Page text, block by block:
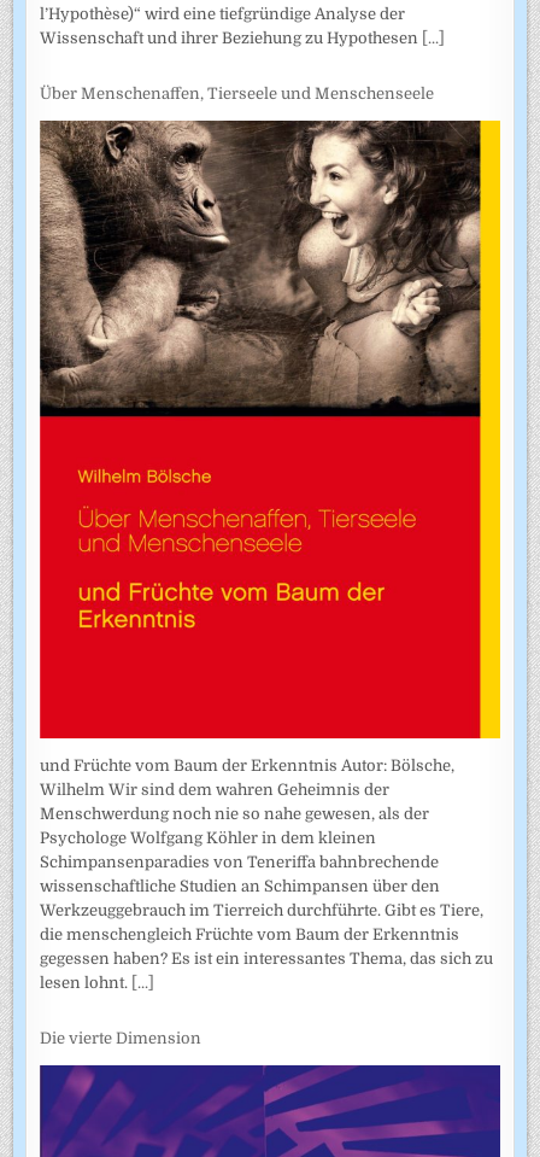
l’Hypothèse)“ wird eine tiefgründige Analyse der
Wissenschaft und ihrer Beziehung zu Hypothesen [...]
Über Menschenaffen, Tierseele und Menschenseele
und Früchte vom Baum der Erkenntnis Autor: Bölsche,
Wilhelm Wir sind dem wahren Geheimnis der
Menschwerdung noch nie so nahe gewesen, als der
Psychologe Wolfgang Köhler in dem kleinen
Schimpansenparadies von Teneriffa bahnbrechende
wissenschaftliche Studien an Schimpansen über den
Werkzeuggebrauch im Tierreich durchführte. Gibt es Tiere,
die menschengleich Früchte vom Baum der Erkenntnis
gegessen haben? Es ist ein interessantes Thema, das sich zu
lesen lohnt. [...]
Die vierte Dimension